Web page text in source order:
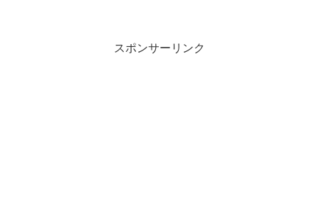
スポンサーリンク